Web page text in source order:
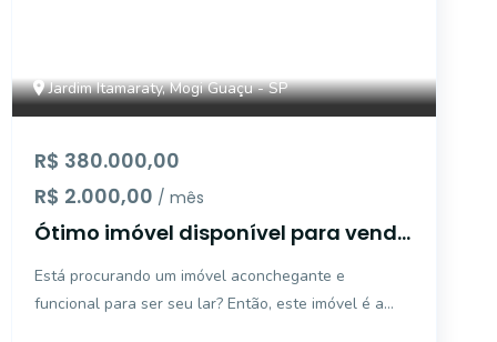
Jardim Itamaraty, Mogi Guaçu - SP
R$ 380.000,00
R$ 2.000,00 / mês
Ótimo imóvel disponível para venda
Guaçu/SP
Está procurando um imóvel aconchegante e
funcional para ser seu lar? Então, este imóvel é a